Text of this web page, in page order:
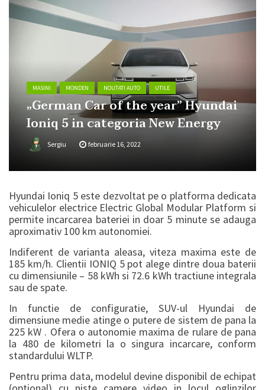
MASINI MONDEN NOUTATI AUTO UTILE
„German Car of the year” Hyundai
Ioniq 5 in categoria New Energy
Sergiu februarie 16, 2022
Hyundai Ioniq 5 este dezvoltat pe o platforma dedicata
vehiculelor electrice Electric Global Modular Platform si
permite incarcarea bateriei in doar 5 minute se adauga
aproximativ 100 km autonomiei.
Indiferent de varianta aleasa, viteza maxima este de
185 km/h. Clientii IONIQ 5 pot alege dintre doua baterii
cu dimensiunile – 58 kWh si 72.6 kWh tractiune integrala
sau de spate.
In functie de configuratie, SUV-ul Hyundai de
dimensiune medie atinge o putere de sistem de pana la
225 kW . Ofera o autonomie maxima de rulare de pana
la 480 de kilometri la o singura incarcare, conform
standardului WLTP.
Pentru prima data, modelul devine disponibil de echipat